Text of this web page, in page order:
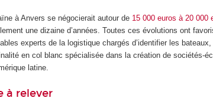
à Anvers se négocierait autour de 15 000 euros à 20 000
une dizaine d’années. Toutes ces évolutions ont
experts de la logistique chargés d’identifier les
en col blanc spécialisée dans la création de sociétés-
latine.
à relever